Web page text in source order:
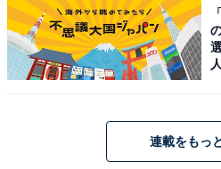
リールつきフラグメントケース
ついたフラグメントケースの
トラップはスナップでバッグ
連載をもっ